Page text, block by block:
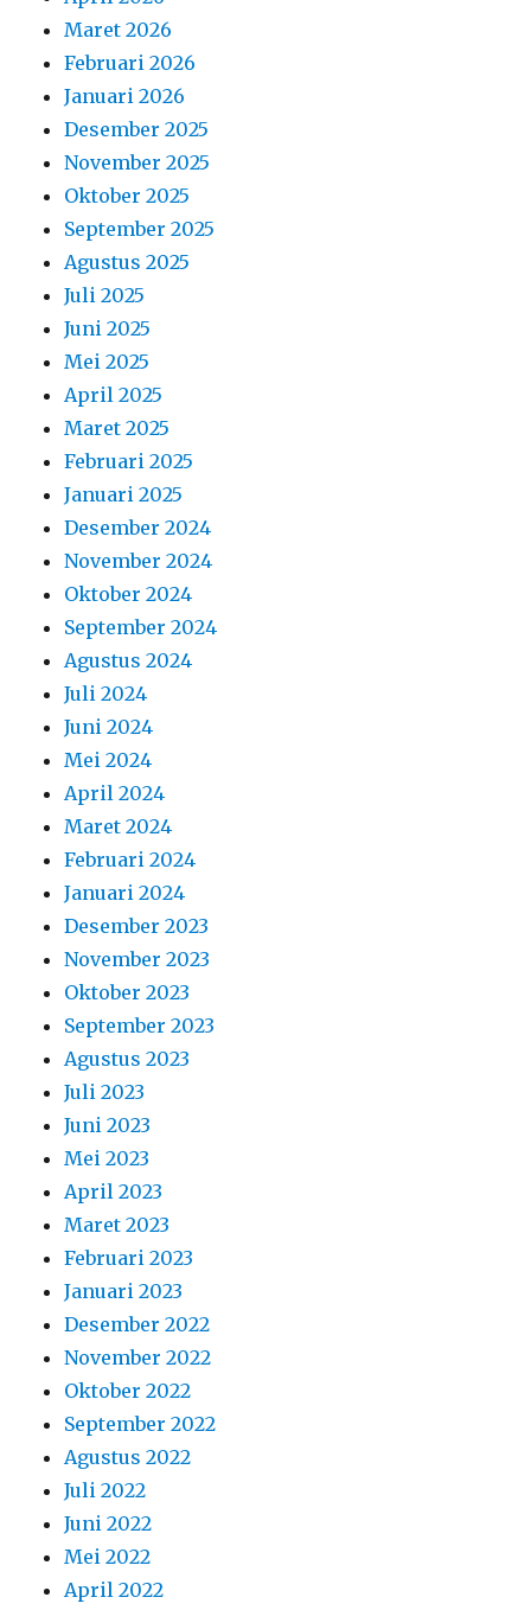
Maret 2026
Februari 2026
Januari 2026
Desember 2025
November 2025
Oktober 2025
September 2025
Agustus 2025
Juli 2025
Juni 2025
Mei 2025
April 2025
Maret 2025
Februari 2025
Januari 2025
Desember 2024
November 2024
Oktober 2024
September 2024
Agustus 2024
Juli 2024
Juni 2024
Mei 2024
April 2024
Maret 2024
Februari 2024
Januari 2024
Desember 2023
November 2023
Oktober 2023
September 2023
Agustus 2023
Juli 2023
Juni 2023
Mei 2023
April 2023
Maret 2023
Februari 2023
Januari 2023
Desember 2022
November 2022
Oktober 2022
September 2022
Agustus 2022
Juli 2022
Juni 2022
Mei 2022
April 2022